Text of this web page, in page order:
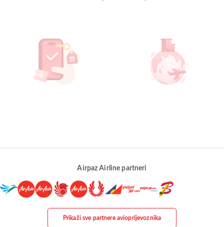
Airpaz Airline partneri
Prikaži sve partnere avioprijevoznika